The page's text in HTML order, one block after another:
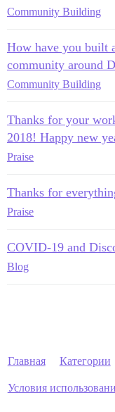
Community Building
How have you built
community around
Community Building
Thanks for your
2018! Happy new
Praise
Thanks for
Praise
COVID-19 and
Blog
Главная Категории
Условия